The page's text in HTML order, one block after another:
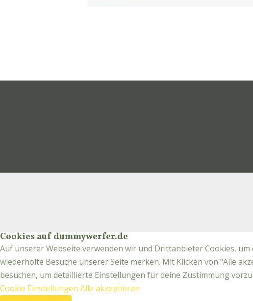
Cookies auf dummywerfer.de
Auf unserer Webseite verwenden wir und Drittanbieter Cookies,
wiederholte Besuche unserer Seite merken. Mit Klicken von "Alle
besuchen, um detaillierte Einstellungen für deine Zustimmung
Cookie Einstellungen Alle akzeptieren